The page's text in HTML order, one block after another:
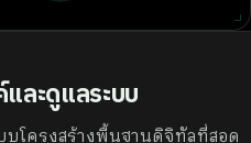
ละดูแลระบบ
โครงสร้างพื้นฐานดิจิทัลที่สอด